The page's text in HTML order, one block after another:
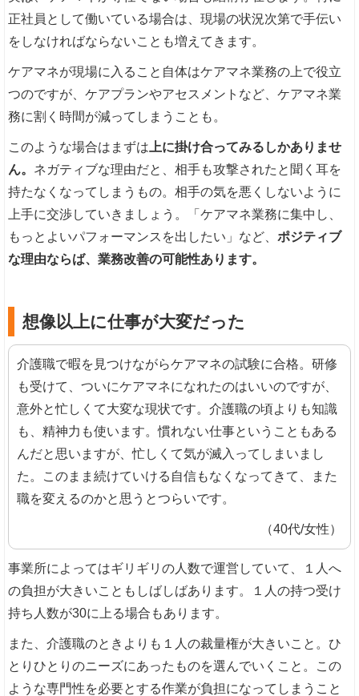
正社員として働いている場合は、現場の状況次第で手伝い
をしなければならないことも増えてきます。
ケアマネが現場に入ること自体はケアマネ業務の上で役立
つのですが、ケアプランやアセスメントなど、ケアマネ業
務に割く時間が減ってしまうことも。
このような場合はまずは 上に掛け合ってみるしかありませ
ん。 ネガティブな理由だと、相手も攻撃されたと聞く耳を
持たなくなってしまうもの。相手の気を悪くしないように
上手に交渉していきましょう。「ケアマネ業務に集中し、
もっとよいパフォーマンスを出したい」など、ポジティブ
な理由ならば、業務改善の可能性あります。
想像以上に仕事が大変だった
介護職で暇を見つけながらケアマネの試験に合格。研修
も受けて、ついにケアマネになれたのはいいのですが、
意外と忙しくて大変な現状です。介護職の頃よりも知識
も、精神力も使います。慣れない仕事ということもある
んだと思いますが、忙しくて気が滅入ってしまいまし
た。このまま続けていける自信もなくなってきて、また
職を変えるのかと思うとつらいです。
（40代/女性）
事業所によってはギリギリの人数で運営していて、１人へ
の負担が大きいこともしばしばあります。１人の持つ受け
持ち人数が30に上る場合もあります。
また、介護職のときよりも１人の裁量権が大きいこと。ひ
とりひとりのニーズにあったものを選んでいくこと。この
ような専門性を必要とする作業が負担になってしまうこと